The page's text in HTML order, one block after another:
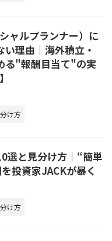
ャルプランナー）に
理由｜海外積立・
る"報酬目当て"の実
け方
選と見分け方｜“簡単
投資家JACKが暴く
け方